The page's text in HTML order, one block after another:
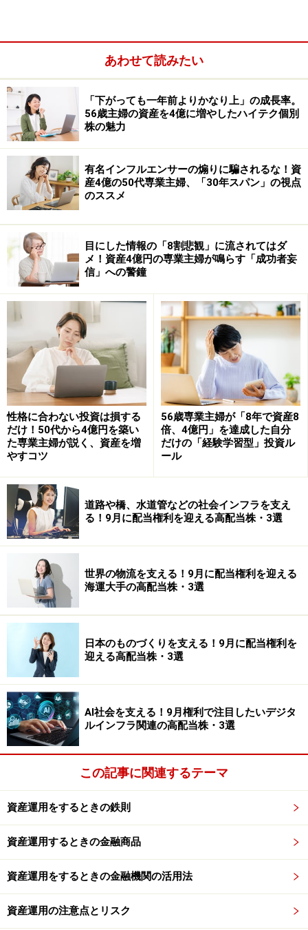
あわせて読みたい
「下がっても一年前よりかなり上」の成長率。
56歳主婦の資産を4億に増やしたハイテク個別
株の魅力
有名インフルエンサーの煽りに騙されるな！資
産4億の50代専業主婦、「30年スパン」の視点
のススメ
目にした情報の「8割悲観」に流されてはダ
メ！資産4億円の専業主婦が鳴らす「成功者妄
信」への警鐘
性格に合わない投資は損する
だけ！50代から4億円を築い
た専業主婦が説く、資産を増
やすコツ
56歳専業主婦が「8年で資産8
倍、4億円」を達成した自分
だけの「経験学習型」投資ル
ール
道路や橋、水道管などの社会インフラを支え
る！9月に配当権利を迎える高配当株・3選
世界の物流を支える！9月に配当権利を迎える
海運大手の高配当株・3選
日本のものづくりを支える！9月に配当権利を
迎える高配当株・3選
AI社会を支える！9月権利で注目したいデジタ
ルインフラ関連の高配当株・3選
この記事に関連するテーマ
資産運用をするときの鉄則
資産運用するときの金融商品
資産運用をするときの金融機関の活用法
資産運用の注意点とリスク